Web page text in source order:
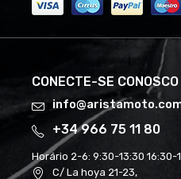
CONECTE-SE CONOSCO
+34 966 75 11 80
Horário 2-6: 9:30-13:30 16:30-
C/ La hoya 21-23,